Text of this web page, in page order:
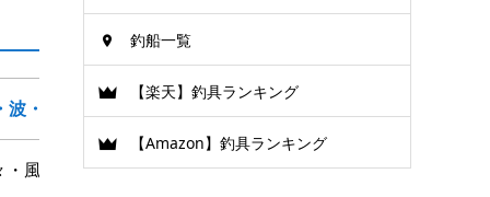
・風
風少々
釣船一覧
【楽天】釣具ランキング
【Amazon】釣具ランキング